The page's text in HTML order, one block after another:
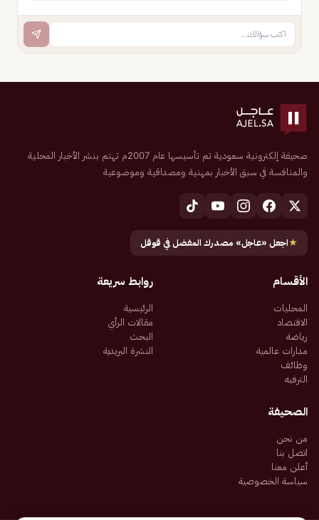
صحيفة إلكترونية سعودية تم تأسيسها عام 2007م تهتم بنشر الأخبار المحلية
والمنافسة في سبق الأخبار بمهنية ومصداقية وموضوعية
★اجعل «عاجل» مصدرك المفضل في قوقل
الأقسام
المحليات
الاقتصاد
رياضة
مدارات عالمية
وظائف
الترفيه
روابط سريعة
الرئيسية
مقالات الرأي
البحث
النشرة البريدية
الصحيفة
من نحن
اتصل بنا
أعلن معنا
سياسة الخصوصية